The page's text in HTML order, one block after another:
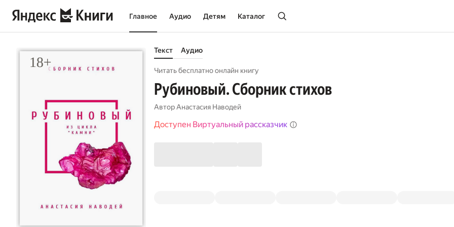
Главное Аудио Детям Каталог
Текст Аудио
Читать бесплатно онлайн книгу
Рубиновый. Сборник стихов
АвторАнастасия Наводей
Доступен Виртуальный рассказчик